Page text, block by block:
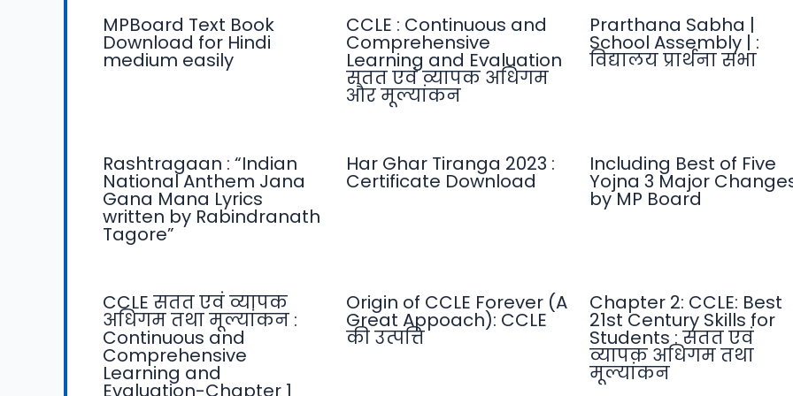
MPBoard Text Book
Download for Hindi
medium easily
CCLE : Continuous and
Comprehensive
Learning and Evaluation
सतत एवं व्यापक अधिगम
और मूल्यांकन
Prarthana Sabha |
School Assembly | :
विद्यालय प्रार्थना सभा
Rashtragaan : “Indian
National Anthem Jana
Gana Mana Lyrics
written by Rabindranath
Tagore”
Har Ghar Tiranga 2023 :
Certificate Download
Including Best of Five
Yojna 3 Major
by MP Board
CCLE सतत एवं व्यापक
अधिगम तथा मूल्यांकन :
Continuous and
Comprehensive
Learning and
Evaluation-Chapter 1
Origin of CCLE Forever (A
Great Appoach): CCLE
की उत्पत्ति
Chapter 2: CCLE: Best
21st Century Skills for
Students : सतत एवं
व्यापक अधिगम तथा
मूल्यांकन